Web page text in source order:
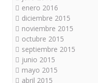
enero 2016
diciembre 2015
noviembre 2015
octubre 2015
septiembre 2015
junio 2015
mayo 2015
abril 2015